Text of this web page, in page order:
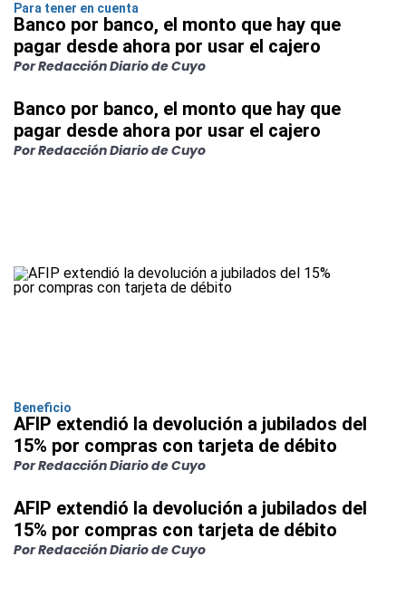
Para tener en cuenta
Banco por banco, el monto que hay que
pagar desde ahora por usar el cajero
Por Redacción Diario de Cuyo
Banco por banco, el monto que hay que
pagar desde ahora por usar el cajero
Por Redacción Diario de Cuyo
Beneficio
AFIP extendió la devolución a jubilados del
15% por compras con tarjeta de débito
Por Redacción Diario de Cuyo
AFIP extendió la devolución a jubilados del
15% por compras con tarjeta de débito
Por Redacción Diario de Cuyo